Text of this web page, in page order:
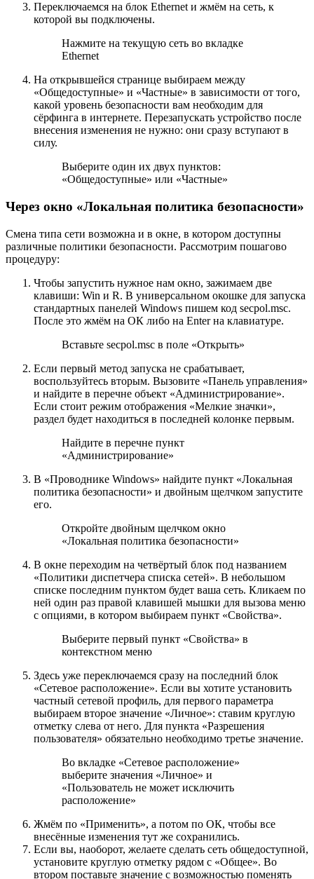
Переключаемся на блок Ethernet и жмём на сеть, к
которой вы подключены.
Нажмите на текущую сеть во вкладке
Ethernet
На открывшейся странице выбираем между
«Общедоступные» и «Частные» в зависимости от того,
какой уровень безопасности вам необходим для
сёрфинга в интернете. Перезапускать устройство после
внесения изменения не нужно: они сразу вступают в
силу.
Выберите один их двух пунктов:
«Общедоступные» или «Частные»
Через окно «Локальная политика безопасности»
Смена типа сети возможна и в окне, в котором доступны
различные политики безопасности. Рассмотрим пошагово
процедуру:
Чтобы запустить нужное нам окно, зажимаем две
клавиши: Win и R. В универсальном окошке для запуска
стандартных панелей Windows пишем код secpol.msc.
После это жмём на ОК либо на Enter на клавиатуре.
Вставьте secpol.msc в поле «Открыть»
Если первый метод запуска не срабатывает,
воспользуйтесь вторым. Вызовите «Панель управления»
и найдите в перечне объект «Администрирование».
Если стоит режим отображения «Мелкие значки»,
раздел будет находиться в последней колонке первым.
Найдите в перечне пункт
«Администрирование»
В «Проводнике Windows» найдите пункт «Локальная
политика безопасности» и двойным щелчком запустите
его.
Откройте двойным щелчком окно
«Локальная политика безопасности»
В окне переходим на четвёртый блок под названием
«Политики диспетчера списка сетей». В небольшом
списке последним пунктом будет ваша сеть. Кликаем по
ней один раз правой клавишей мышки для вызова меню
с опциями, в котором выбираем пункт «Свойства».
Выберите первый пункт «Свойства» в
контекстном меню
Здесь уже переключаемся сразу на последний блок
«Сетевое расположение». Если вы хотите установить
частный сетевой профиль, для первого параметра
выбираем второе значение «Личное»: ставим круглую
отметку слева от него. Для пункта «Разрешения
пользователя» обязательно необходимо третье значение.
Во вкладке «Сетевое расположение»
выберите значения «Личное» и
«Пользователь не может исключить
расположение»
Жмём по «Применить», а потом по ОК, чтобы все
внесённые изменения тут же сохранились.
Если вы, наоборот, желаете сделать сеть общедоступной,
установите круглую отметку рядом с «Общее». Во
втором поставьте значение с возможностью поменять